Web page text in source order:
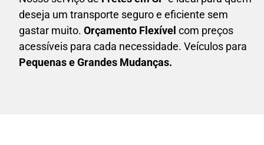
deseja um transporte seguro e eficiente sem
gastar muito. Orçamento Flexível com preços
acessíveis para cada necessidade. Veículos para
Pequenas e Grandes Mudanças.